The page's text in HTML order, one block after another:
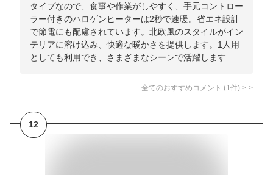
タイプなので、食事や作業がしやすく、手元コントロー
ラー付きのハロゲンヒーターは2秒で速暖。省エネ設計
で節電にも配慮されています。北欧風のスタイルがイン
テリアに溶け込み、快適な暖かさを提供します。1人用
としても利用でき、さまざまなシーンで活躍します
全てのおすすめコメント (1 件) >
12